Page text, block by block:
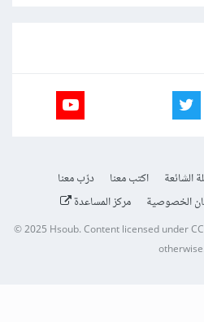
الشائعة اكتب معنا
درّب معنا
الخصوصية مركز المساعدة
© 2025 Hsoub.Content licensed under
otherwise.